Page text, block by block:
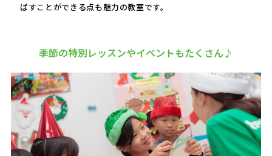
ばすことができる点も魅力の教室です。
季節の特別レッスンやイベントもたくさん♪